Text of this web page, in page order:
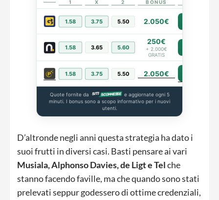
1 X 2 BONUS
1.58 3.75 5.50 2.050€
1.58 3.65 5.60
250€
+ 2.000€
GRATIS
1.58 3.75 5.50 2.050€
Quote fornite da
e aggiornate ogni 5
minuti. I bonus sono a scopo informativo per i nuovi
utenti.
D’altronde negli anni questa strategia ha dato i
suoi frutti in diversi casi. Basti pensare ai vari
Musiala, Alphonso Davies, de Ligt e Telche
stanno facendo faville, ma che quando sono stati
prelevati seppur godessero di ottime credenziali,